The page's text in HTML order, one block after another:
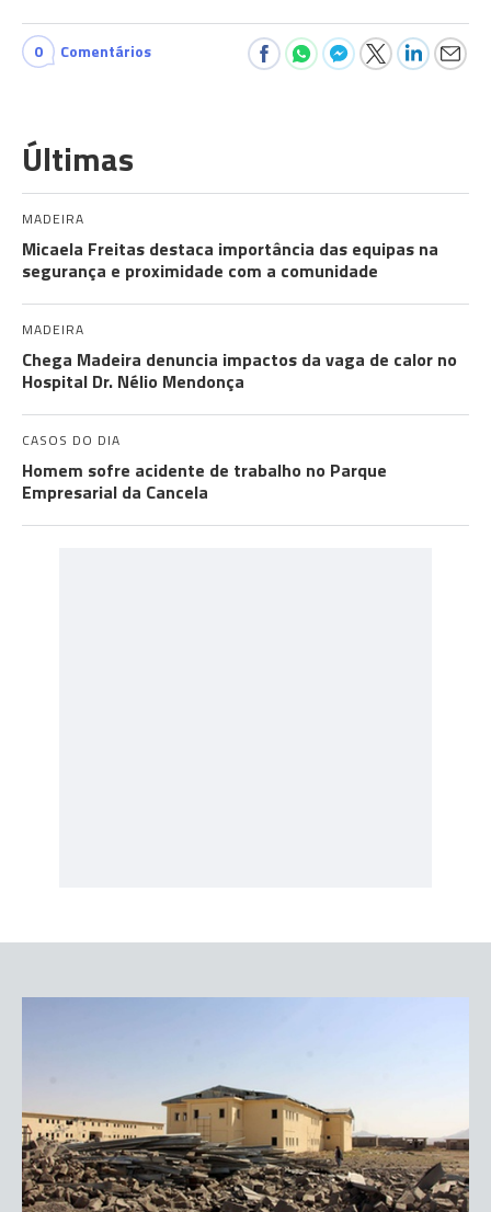
0 Comentários
Últimas
MADEIRA
Micaela Freitas destaca importância das equipas na
segurança e proximidade com a comunidade
MADEIRA
Chega Madeira denuncia impactos da vaga de calor no
Hospital Dr. Nélio Mendonça
CASOS DO DIA
Homem sofre acidente de trabalho no Parque
Empresarial da Cancela